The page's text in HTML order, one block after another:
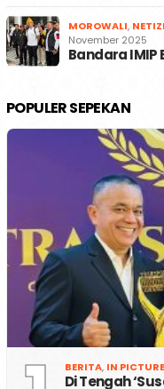
MOROWALI,
November 2025
Bandara IMIP
POPULER SEPEKAN
BERITA, IN
Di Tengah